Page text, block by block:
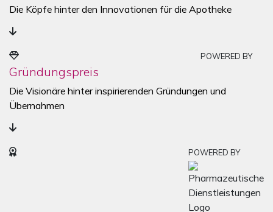
Die Köpfe hinter den Innovationen für die Apotheke
Bild 1 von 3: Drei Gewinner stehen lächelnd zusammen
POWERED BY
Die Köpfe hinter den
Innovationen für die
POWERED BY
Gründungspreis
Die Visionäre hinter inspirierenden Gründungen und
Übernahmen
Bild 1 von 3: Zwei Gewinner stehen vor der Bühne und
POWERED BY